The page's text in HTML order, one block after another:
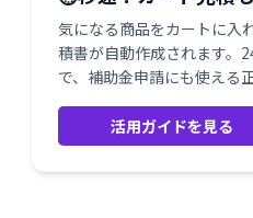
気になる商品をカートに入
積書が自動作成されます。
で、補助金申請にも使える
活用ガイドを見る